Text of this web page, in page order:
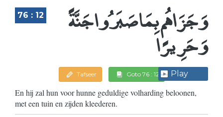
76 : 12 وَجَزَاهُم بِمَا صَبَرُوا جَنَّةً
وَحَرِيرًا
Tafseer Goto 76 : 12 Play
En hij zal hun voor hunne geduldige volharding beloonen,
met een tuin en zijden kleederen.